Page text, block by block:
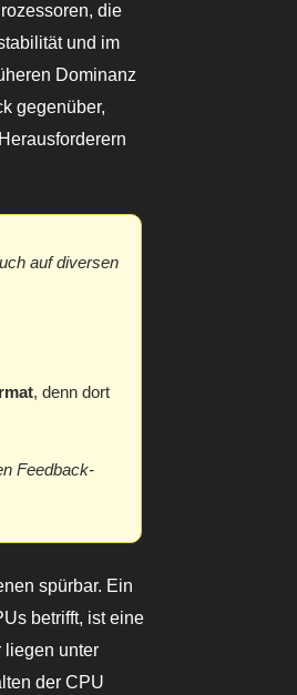
die
und im
Dominanz
gegenüber,
auf diversen
, denn dort
Feedback-
spürbar. Ein
betrifft, ist eine
liegen unter
der CPU